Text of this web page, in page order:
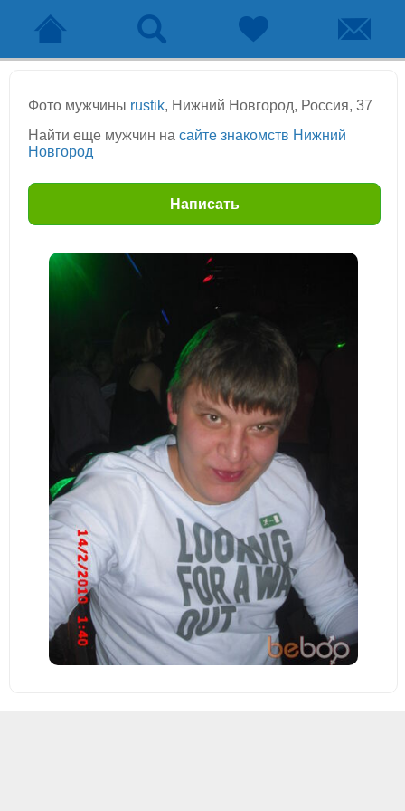
Фото мужчины rustik, Нижний Новгород, Россия, 37
Найти еще мужчин на сайте знакомств Нижний
Новгород
Написать